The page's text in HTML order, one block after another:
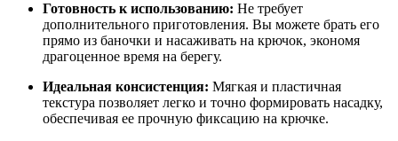
Готовность к использованию: Не требует
дополнительного приготовления. Вы можете брать его
прямо из баночки и насаживать на крючок, экономя
драгоценное время на берегу.
Идеальная консистенция: Мягкая и пластичная
текстура позволяет легко и точно формировать насадку,
обеспечивая ее прочную фиксацию на крючке.